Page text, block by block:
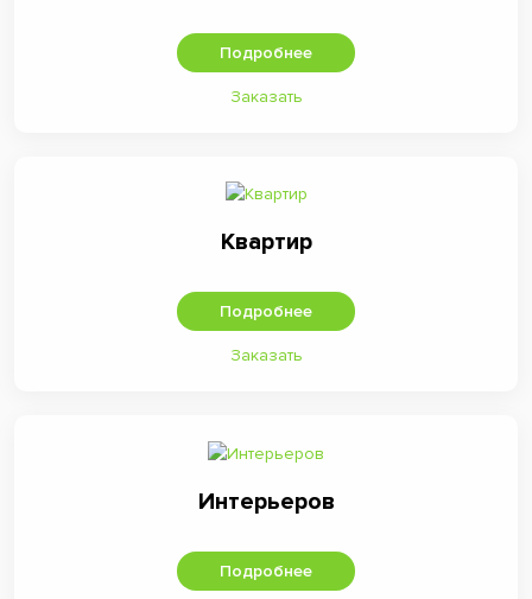
Подробнее
Заказать
Квартир
Подробнее
Заказать
Интерьеров
Подробнее